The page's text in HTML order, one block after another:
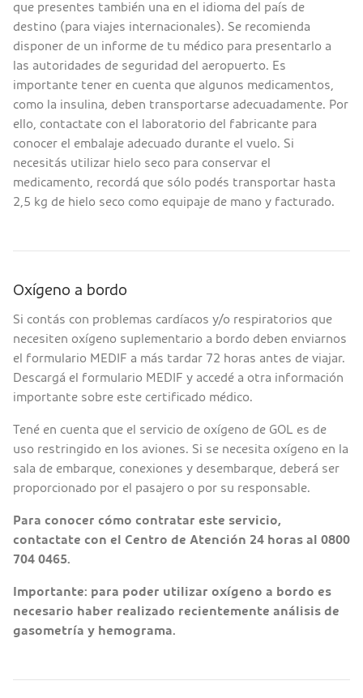
que presentes también una en el idioma del país de
destino (para viajes internacionales). Se recomienda
disponer de un informe de tu médico para presentarlo a
las autoridades de seguridad del aeropuerto. Es
importante tener en cuenta que algunos medicamentos,
como la insulina, deben transportarse adecuadamente. Por
ello, contactate con el laboratorio del fabricante para
conocer el embalaje adecuado durante el vuelo. Si
necesitás utilizar hielo seco para conservar el
medicamento, recordá que sólo podés transportar hasta
2,5 kg de hielo seco como equipaje de mano y facturado.
Oxígeno a bordo
Si contás con problemas cardíacos y/o respiratorios que
necesiten oxígeno suplementario a bordo deben enviarnos
el formulario MEDIF a más tardar 72 horas antes de viajar.
Descargá el formulario MEDIF y accedé a otra información
importante sobre este certificado médico.
Tené en cuenta que el servicio de oxígeno de GOL es de
uso restringido en los aviones. Si se necesita oxígeno en la
sala de embarque, conexiones y desembarque, deberá ser
proporcionado por el pasajero o por su responsable.
Para conocer cómo contratar este servicio,
contactate con el Centro de Atención 24 horas al 0800
704 0465.
Importante: para poder utilizar oxígeno a bordo es
necesario haber realizado recientemente análisis de
gasometría y hemograma.